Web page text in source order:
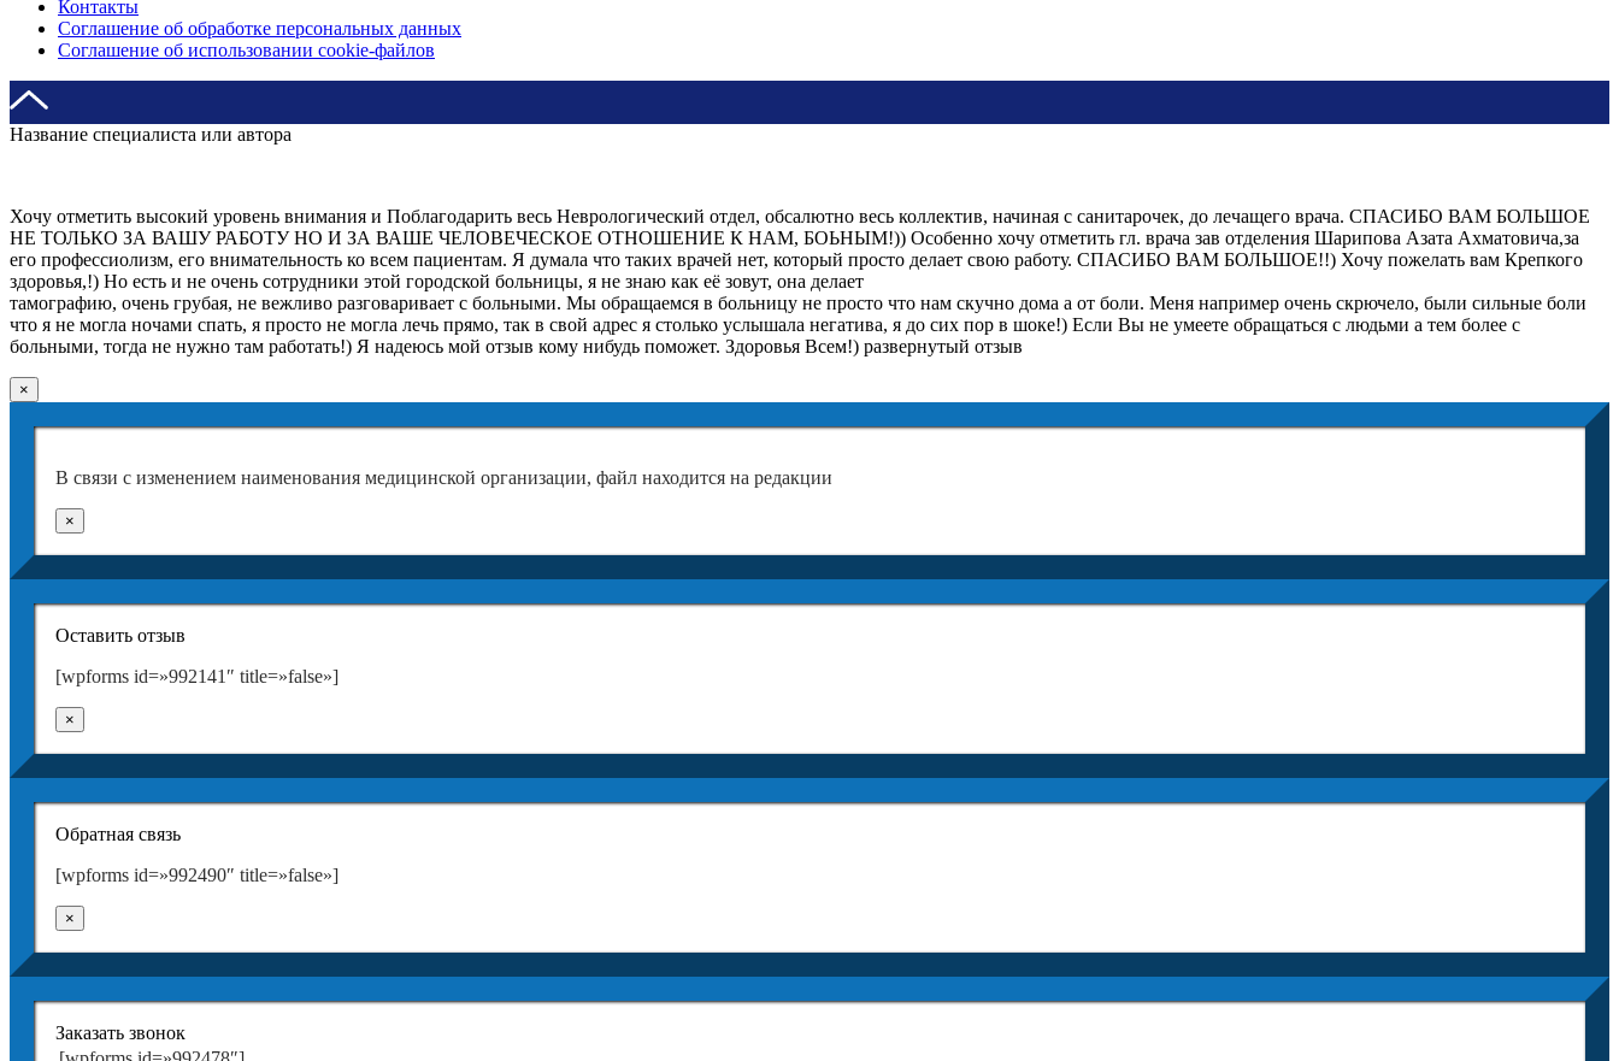
Контакты
Соглашение об обработке персональных данных
Соглашение об использовании cookie-файлов
Название специалиста или автора
Хочу отметить высокий уровень внимания и Поблагодарить весь Неврологический отдел, обсалютно весь коллектив, начиная с санитарочек, до лечащего врача. СПАСИБО ВАМ БОЛЬШОЕ
НЕ ТОЛЬКО ЗА ВАШУ РАБОТУ НО И ЗА ВАШЕ ЧЕЛОВЕЧЕСКОЕ ОТНОШЕНИЕ К НАМ, БОЬНЫМ!)) Особенно хочу отметить гл. врача зав отделения Шарипова Азата Ахматовича,за
его профессиолизм, его внимательность ко всем пациентам. Я думала что таких врачей нет, который просто делает свою работу. СПАСИБО ВАМ БОЛЬШОЕ!!) Хочу пожелать вам Крепкого
здоровья,!) Но есть и не очень сотрудники этой городской больницы, я не знаю как её зовут, она делает
тамографию, очень грубая, не вежливо разговаривает с больными. Мы обращаемся в больницу не просто что нам скучно дома а от боли. Меня например очень скрючело, были сильные боли
что я не могла ночами спать, я просто не могла лечь прямо, так в свой адрес я столько услышала негатива, я до сих пор в шоке!) Если Вы не умеете обращаться с людьми а тем более с
больными, тогда не нужно там работать!) Я надеюсь мой отзыв кому нибудь поможет. Здоровья Всем!) развернутый отзыв
×
В связи с изменением наименования медицинской организации, файл находится на редакции
×
Оставить отзыв
[wpforms id=»992141″ title=»false»]
×
Обратная связь
[wpforms id=»992490″ title=»false»]
×
Заказать звонок